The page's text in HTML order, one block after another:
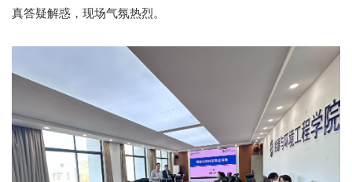
真答疑解惑，现场气氛热烈。